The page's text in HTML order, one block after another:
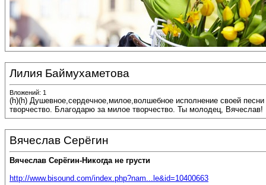
Лилия Баймухаметова
Вложений: 1
(h)(h) Душевное,сердечное,милое,волшебное исполнение своей
творчество. Благодарю за милое творчество. Ты молодец, Вячеслав!
Вячеслав Серёгин
Вячеслав Серёгин-Никогда не грусти
http://www.bisound.com/index.php?nam...le&id=10400663